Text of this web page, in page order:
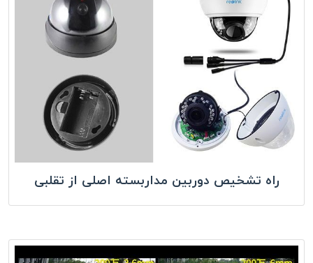
راه تشخیص دوربین مداربسته اصلی از تقلبی